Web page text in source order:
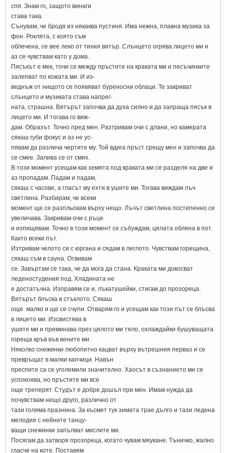
спя. Знам го, защото винаги
става така.
Сънувам, че бродя из някаква пустиня. Има нежна, плавна музика за
фон. Роклята, с която съм
облечена, се вее леко от тихия вятър. Слънцето огрява лицето ми и
аз се чувствам като у дома.
Пясъкът е мек, точи се между пръстите на краката ми и песъчинките
залепват по кожата ми. И из-
веднъж от нищото се появяват буреносни облаци. Те закриват
слънцето и музиката става напрег-
ната, страшна. Вятърът започва да духа силно и да запраща пясък в
лицето ми. И тогава го виж-
дам. Образът. Точно пред мен. Разтривам очи с длани, но камерата
сякаш губи фокус и аз не ус-
пявам да различа чертите му. Той вдига пръст срещу мен и започва да
се смее. Залива се от смях.
В този момент усещам как земята под краката ми се разделя на две и
аз пропадам. Падам и падам,
сякаш с часове, а гласът му ехти в ушите ми. Тогава виждам лъч
светлина. Разбирам, че всеки
момент ще се разпльокам върху нещо. Лъчът светлина постепенно се
увеличава. Закривам очи с ръце
и изпищявам. Точно в този момент се събуждам, цялата обляна в пот.
Както всеки път.
Изтривам челото си с юргана и сядам в леглото. Чувствам горещина,
сякаш съм в сауна. Отвивам
се. Завъртам се така, че да мога да стана. Краката ми докосват
леденостудения под. Хладината не
е достатъчна. Изправям се и, лъкатушейки, стигам до прозореца.
Вятърът блъска в стъклото. Сякаш
още малко и ще се счупи. Отварям го и усещам как този път се блъсва
в лицето ми. Изсвистява в
ушите ми и преминава през цялото ми тяло, охлаждайки бушуващата
гореща кръв във вените ми.
Няколко снежинки любопитно кацват върху вътрешния перваз и се
превръщат в малки капчици. Навън
преспите са се уголемили значително. Хаосът в съзнанието ми се
успокоява, но пръстите ми все
още треперят. Студът е добре дошъл при мен. Имам нужда да
почувствам нещо друго, различно от
тази голяма празнина. За късмет тук зимата трае дълго и тази ледена
мелодия с нейните танцу-
ващи снежинки запълват мислите ми.
Посягам да затворя прозореца, когато чувам мяукане. Тъничко, жално
гласче на коте. Поставям